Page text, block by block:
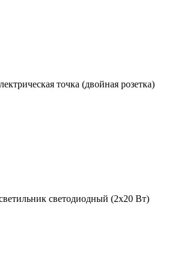
точка (двойная розетка)
светодиодный (2х20 Вт)